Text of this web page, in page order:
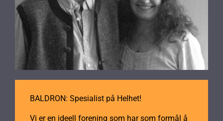
BALDRON: Spesialist på Helhet!
Vi er en ideell forening som har som formål å